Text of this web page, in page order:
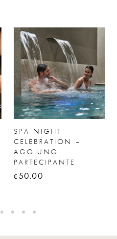
SPA NIGHT
CELEBRATION –
AGGIUNGI
PARTECIPANTE
€50.00